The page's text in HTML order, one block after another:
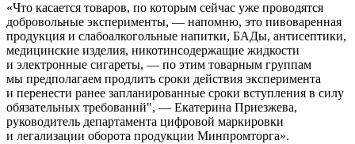
«Что касается товаров, по которым сейчас уже проводятся
добровольные эксперименты, — напомню, это пивоваренная
продукция и слабоалкогольные напитки, БАДы, антисептики,
медицинские изделия, никотинсодержащие жидкости
и электронные сигареты, — по этим товарным группам
мы предполагаем продлить сроки действия эксперимента
и перенести ранее запланированные сроки вступления в силу
обязательных требований", — Екатерина Приезжева,
руководитель департамента цифровой маркировки
и легализации оборота продукции Минпромторга».